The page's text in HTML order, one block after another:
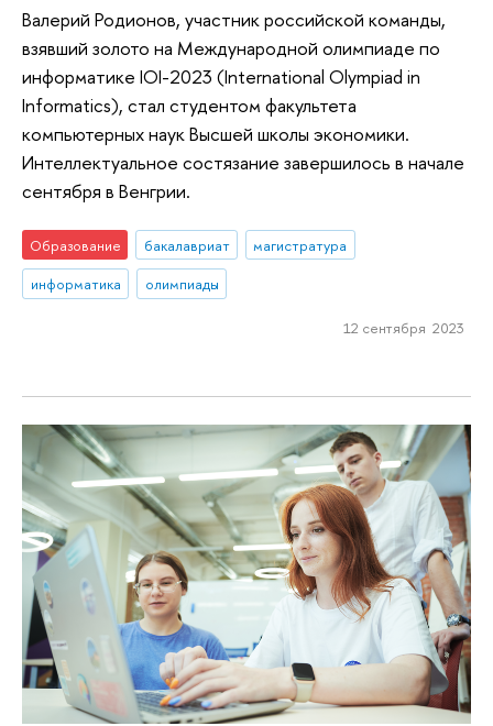
Валерий Родионов, участник российской команды,
взявший золото на Международной олимпиаде по
информатике IOI-2023 (International Olympiad in
Informatics), стал студентом факультета
компьютерных наук Высшей школы экономики.
Интеллектуальное состязание завершилось в начале
сентября в Венгрии.
Образование бакалавриат
магистратура
информатика
олимпиады
12 сентября 2023